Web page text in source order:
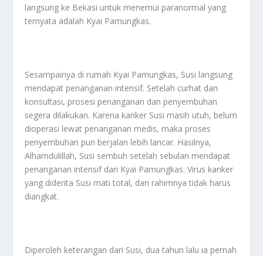
langsung ke Bekasi untuk menemui paranormal yang
ternyata adalah Kyai Pamungkas.
Sesampainya di rumah Kyai Pamungkas, Susi langsung
mendapat penanganan intensif. Setelah curhat dan
konsultasi, prosesi penanganan dan penyembuhan
segera dilakukan. Karena kanker Susi masih utuh, belum
dioperasi lewat penanganan medis, maka proses
penyembuhan pun berjalan lebih lancar. Hasilnya,
Alhamdulillah, Susi sembuh setelah sebulan mendapat
penanganan intensif dari Kyai Pamungkas. Virus kanker
yang diderita Susi mati total, dan rahimnya tidak harus
diangkat.
Diperoleh keterangan dari Susi, dua tahun lalu ia pernah